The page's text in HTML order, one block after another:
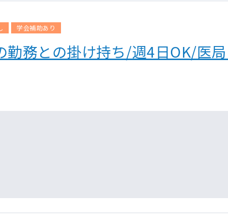
学会補助あり
勤務との掛け持ち/週4日OK/医